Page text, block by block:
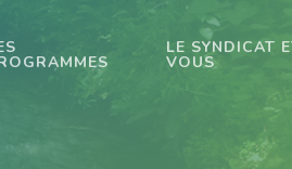
LE SYNDICAT
VOUS